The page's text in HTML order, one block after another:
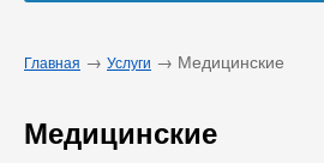
Главная → Услуги → Медицинские
Медицинские